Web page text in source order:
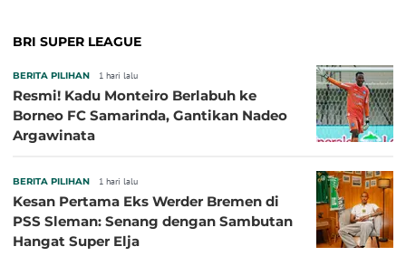
BRI SUPER LEAGUE
BERITA PILIHAN 1 hari lalu
Resmi! Kadu Monteiro Berlabuh ke
Borneo FC Samarinda, Gantikan Nadeo
Argawinata
BERITA PILIHAN 1 hari lalu
Kesan Pertama Eks Werder Bremen di
PSS Sleman: Senang dengan Sambutan
Hangat Super Elja